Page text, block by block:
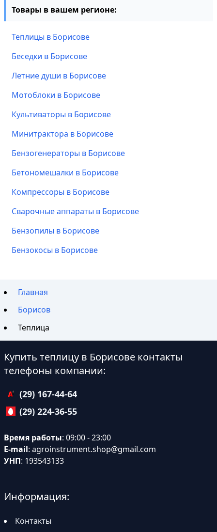
Товары в вашем регионе:
Теплицы в Борисове
Беседки в Борисове
Летние души в Борисове
Мотоблоки в Борисове
Культиваторы в Борисове
Минитрактора в Борисове
Бензогенераторы в Борисове
Бетономешалки в Борисове
Компрессоры в Борисове
Сварочные аппараты в Борисове
Бензопилы в Борисове
Бензокосы в Борисове
Главная
Борисов
Теплица
Купить теплицу в Борисове контакты
телефоны компании:
(29) 167-44-64
(29) 224-36-55
Время работы: 09:00 - 23:00
E-mail: agroinstrument.shop@gmail.com
УНП: 193543133
Информация:
Контакты